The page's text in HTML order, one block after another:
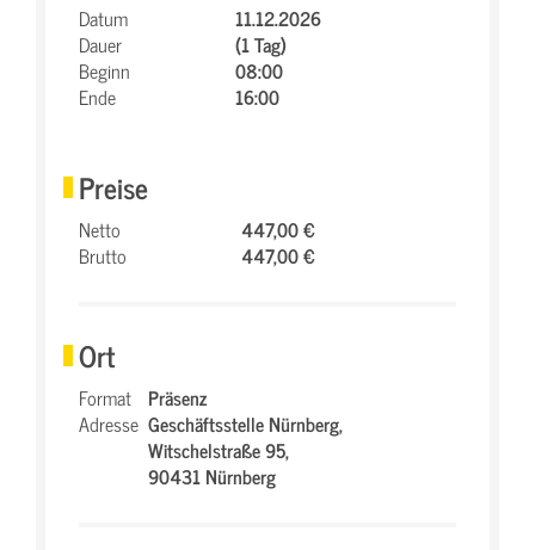
Datum
11.12.2026
Dauer
(1 Tag)
Beginn
08:00
Ende
16:00
Preise
Netto
447,00 €
Brutto
447,00 €
Ort
Format Präsenz
Adresse Geschäftsstelle Nürnberg,
Witschelstraße 95,
90431 Nürnberg